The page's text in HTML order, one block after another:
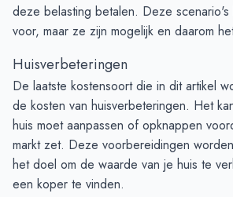
deze belasting betalen. Deze scenario's
voor, maar ze zijn mogelijk en daarom
Huisverbeteringen
De laatste kostensoort die in dit artikel
de kosten van huisverbeteringen. Het
huis moet aanpassen of opknappen
markt zet. Deze voorbereidingen
het doel om de waarde van je huis te
een koper te vinden.